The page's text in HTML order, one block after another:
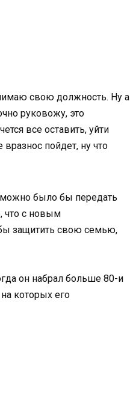
свою должность. Ну а
руковожу, это
все оставить, уйти
вразнос пойдет, ну что
было бы передать
что с новым
бы защитить свою семью,
он набрал больше 80-и
которых его